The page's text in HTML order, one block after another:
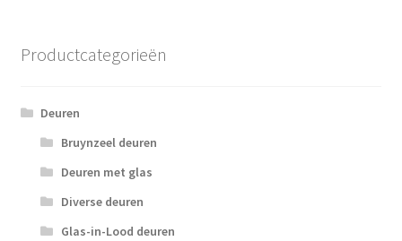
Productcategorieën
Deuren
Bruynzeel deuren
Deuren met glas
Diverse deuren
Glas-in-Lood deuren